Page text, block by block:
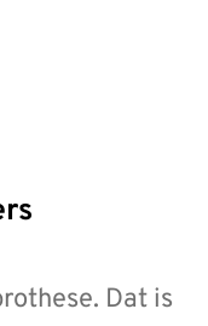
Dat is